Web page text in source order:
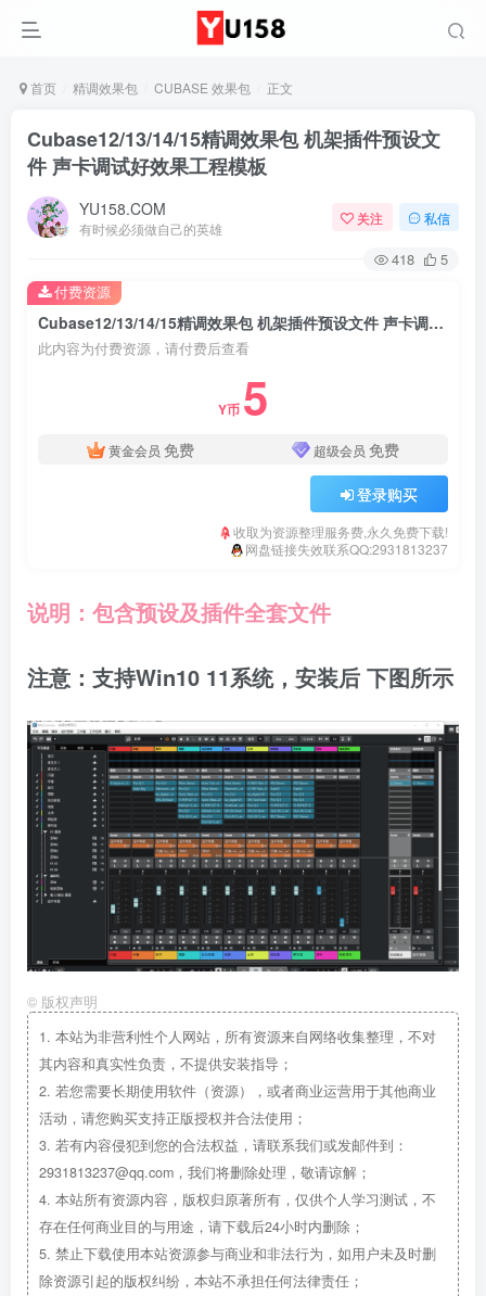
首页 精调效果包 CUBASE 效果包 正文
Cubase12/13/14/15精调效果包 机架插件预设文
件 声卡调试好效果工程模板
YU158.COM
有时候必须做自己的英雄
关注 私信
418 5
Cubase12/13/14/15精调效果包 机架插件预设文件 声卡调试好效果工程模板
此内容为付费资源，请付费后查看
Y币 5
黄金会员 免费 超级会员 免费
登录购买
收取为资源整理服务费,永久免费下载!
网盘链接失效联系QQ:2931813237
付费资源
说明：包含预设及插件全套文件
注意：支持Win10 11系统，安装后 下图所示
© 版权声明
1. 本站为非营利性个人网站，所有资源来自网络收集整理，不对
其内容和真实性负责，不提供安装指导；
2. 若您需要长期使用软件（资源），或者商业运营用于其他商业
活动，请您购买支持正版授权并合法使用；
3. 若有内容侵犯到您的合法权益，请联系我们或发邮件到：
2931813237@qq.com，我们将删除处理，敬请谅解；
4. 本站所有资源内容，版权归原著所有，仅供个人学习测试，不
存在任何商业目的与用途，请下载后24小时内删除；
5. 禁止下载使用本站资源参与商业和非法行为，如用户未及时删
除资源引起的版权纠纷，本站不承担任何法律责任；